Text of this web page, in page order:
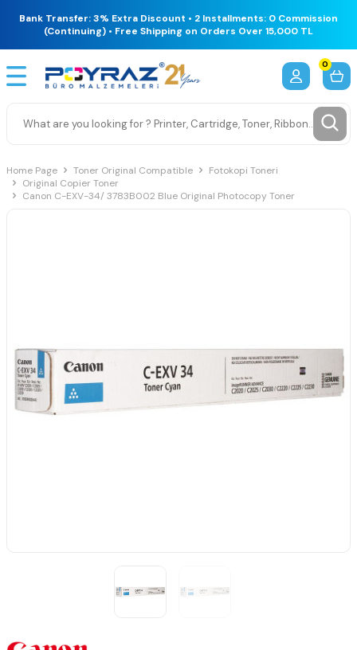
Bank Transfer: 3% Extra Discount • 2 Installments: 0 Commission
(Continuing) • Free Shipping on Orders Over 15,000 TL
0
Home Page Toner Original Compatible
Fotokopi Toneri
Original Copier Toner
Canon C-EXV-34/ 3783B002 Blue Original Photocopy Toner